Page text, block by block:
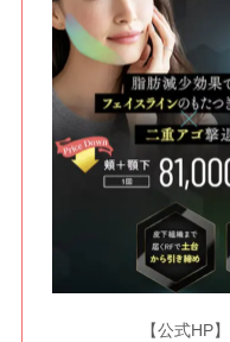
【公式HP】